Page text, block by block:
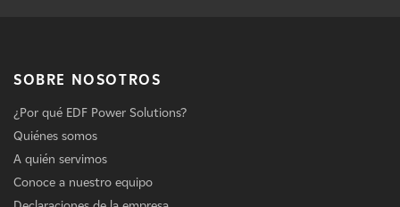
SOBRE NOSOTROS
¿Por qué EDF Power Solutions?
Quiénes somos
A quién servimos
Conoce a nuestro equipo